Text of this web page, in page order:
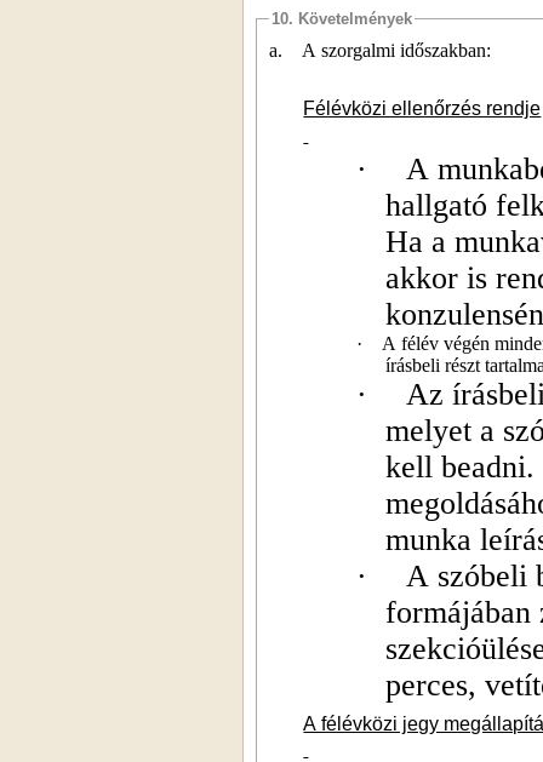
10. Követelmények
a. A szorgalmi időszakban:
Félévközi ellenőrzés rendje
·
A
hallgató
Ha a
akkor is
·
A félév végén
írásbeli részt
·
Az
melyet a
kell beadni.
munka
·
A szóbeli
formájában
perces,
A félévközi jegy